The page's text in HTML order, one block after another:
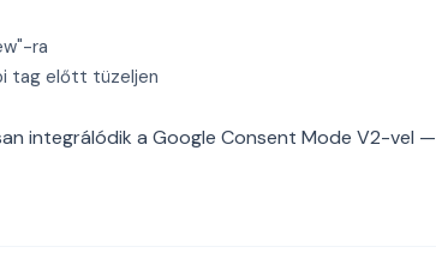
ra
tag előtt tüzeljen
integrálódik a Google Consent Mode V2-vel —